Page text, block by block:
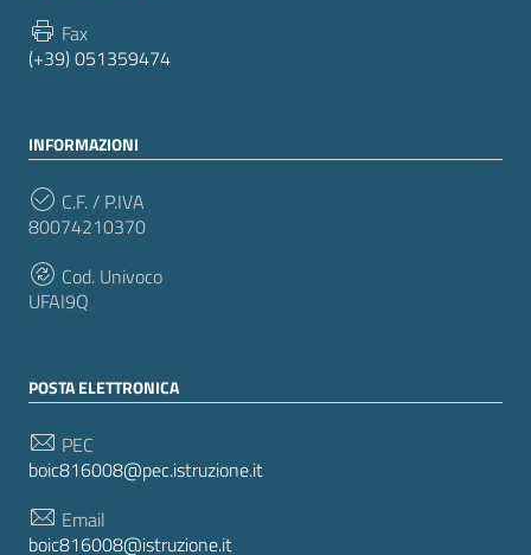
Fax
(+39) 051359474
INFORMAZIONI
C.F. / P.IVA
80074210370
Cod. Univoco
UFAI9Q
POSTA ELETTRONICA
PEC
boic816008@pec.istruzione.it
Email
boic816008@istruzione.it